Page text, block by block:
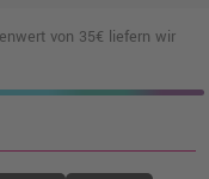
von 35€ liefern wir